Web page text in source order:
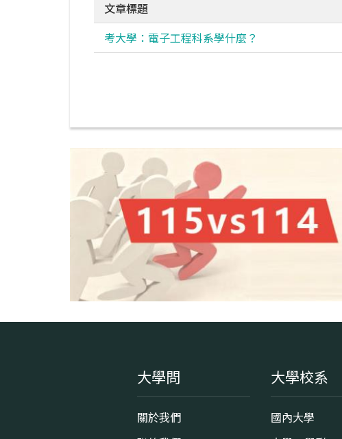
文章標題
考大學：電子工程科系學什麼？
大學問
關於我們
大學校系
國內大學